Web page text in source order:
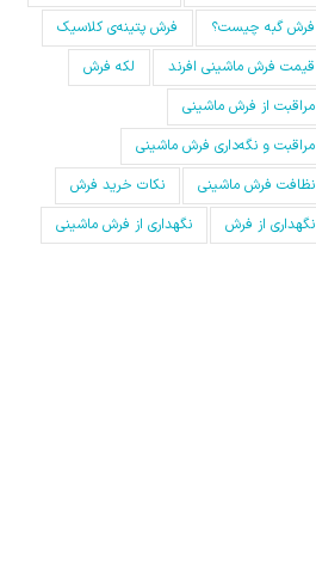
فرش گبه چیست؟
فرش‌ پتینه‌ی کلاسیک
قیمت فرش ماشینی افرند
لکه فرش
مراقبت از فرش ماشینی
مراقبت و نگه‌داری فرش ماشینی
نظافت فرش ماشینی
نکات خرید فرش
نگهداری از فرش
نگهداری از فرش ماشینی